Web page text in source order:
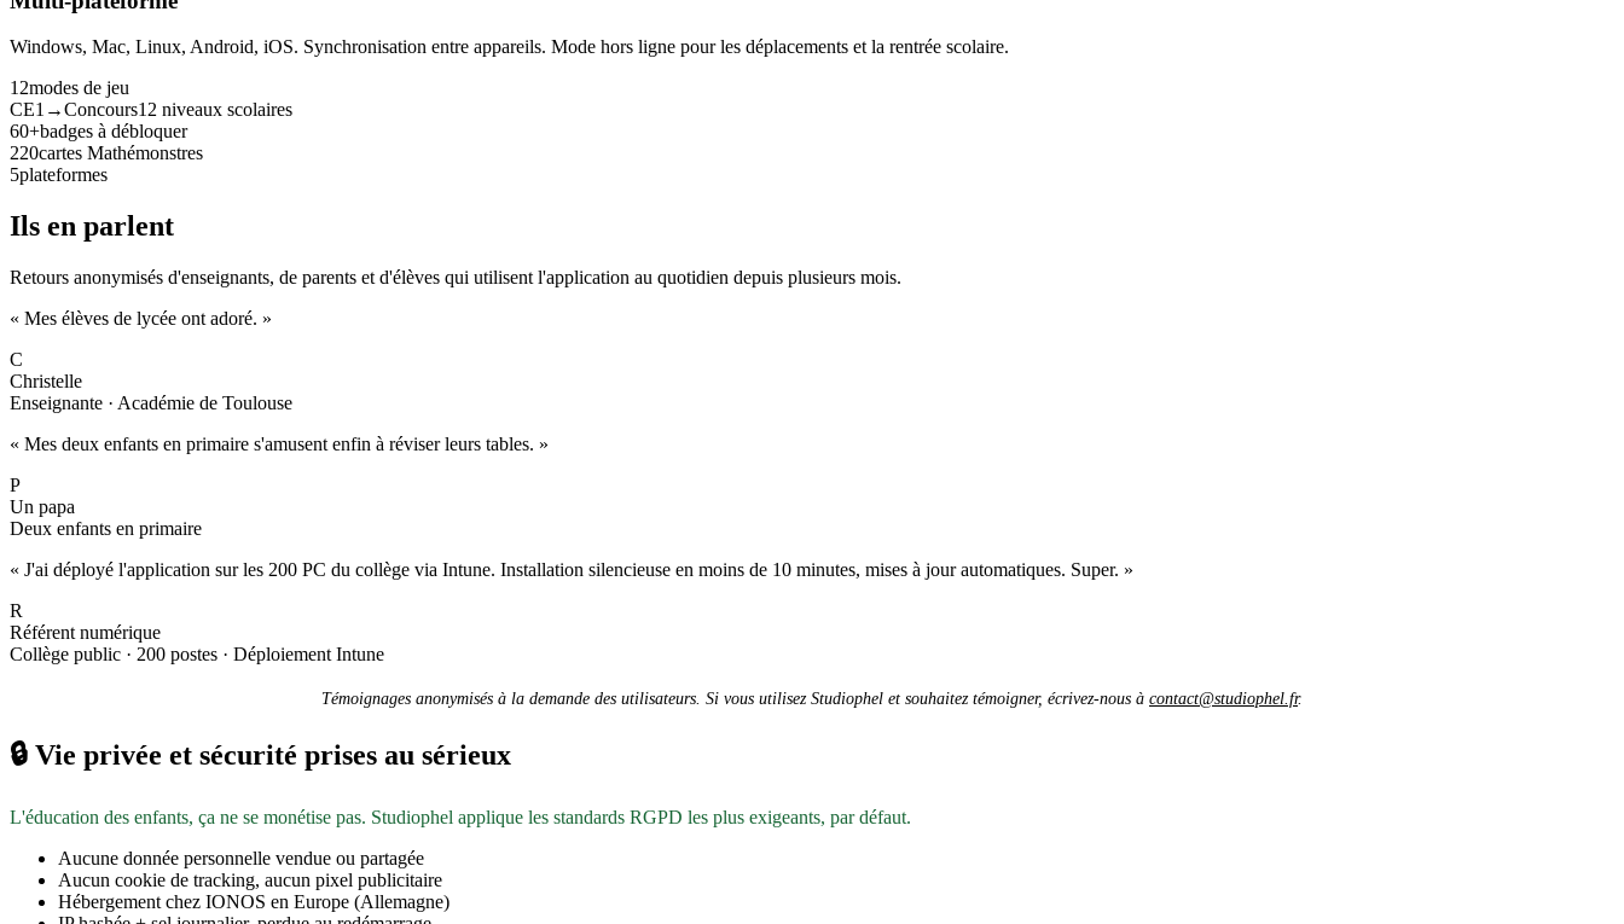
Windows, Mac, Linux, Android, iOS. Synchronisation entre appareils. Mode hors ligne pour les déplacements et la rentrée scolaire.
12modes de jeu
CE1→Concours12 niveaux scolaires
60+badges à débloquer
220cartes Mathémonstres
5plateformes
Ils en parlent
Retours anonymisés d'enseignants, de parents et d'élèves qui utilisent l'application au quotidien depuis plusieurs mois.
« Mes élèves de lycée ont adoré. »
C
Christelle
Enseignante · Académie de Toulouse
« Mes deux enfants en primaire s'amusent enfin à réviser leurs tables. »
P
Un papa
Deux enfants en primaire
« J'ai déployé l'application sur les 200 PC du collège via Intune. Installation silencieuse en moins de 10 minutes, mises à jour automatiques. Super. »
R
Référent numérique
Collège public · 200 postes · Déploiement Intune
Témoignages anonymisés à la demande des utilisateurs. Si vous utilisez Studiophel et souhaitez témoigner, écrivez-nous à contact@studiophel.fr.
🔒 Vie privée et sécurité prises au sérieux
L'éducation des enfants, ça ne se monétise pas. Studiophel applique les standards RGPD les plus exigeants, par défaut.
Aucune donnée personnelle vendue ou partagée
Aucun cookie de tracking, aucun pixel publicitaire
Hébergement chez IONOS en Europe (Allemagne)